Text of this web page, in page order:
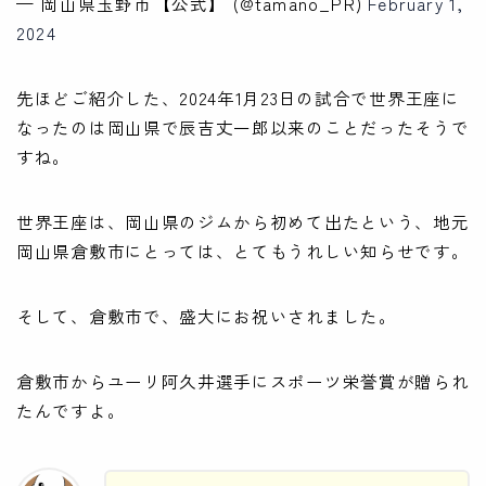
2024
先ほどご紹介した、2024年1月23日の試合で世界王座に
なったのは岡山県で辰吉丈一郎以来のことだったそうで
すね。
世界王座は、岡山県のジムから初めて出たという、地元
岡山県倉敷市にとっては、とてもうれしい知らせです。
そして、倉敷市で、盛大にお祝いされました。
倉敷市からユーリ阿久井選手にスポーツ栄誉賞が贈られ
たんですよ。